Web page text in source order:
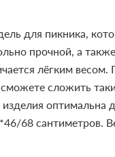
для пикника,
прочной, а
лёгким весом.
сложить
оптимальна
68 сантиметров.